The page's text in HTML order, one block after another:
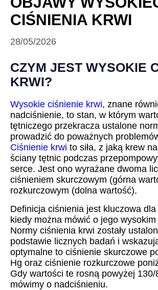
CIŚNIENIA KRWI
28/05/2026
CZYM JEST WYSOKIE
KRWI?
Wysokie ciśnienie krwi, znane
nadciśnienie, to stan, w którym
tętniczego przekracza ustalone
prowadzić do poważnych
Ciśnienie krwi to siła, z jaką krew
ściany tętnic podczas
serce. Jest ono wyrażane dwoma
ciśnieniem skurczowym (górna
rozkurczowym (dolna wartość).
Definicja ciśnienia jest kluczowa
kiedy można mówić o jego
Normy ciśnienia krwi zostały
podstawie licznych badań i
optymalne to ciśnienie skurczowe
Hg oraz ciśnienie rozkurczowe
Gdy wartości te rosną powyżej 130/
mówimy o nadciśnieniu.